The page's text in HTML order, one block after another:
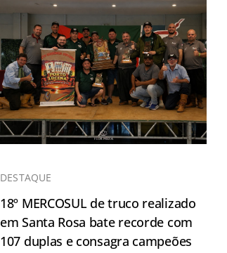
DESTAQUE
18º MERCOSUL de truco realizado
em Santa Rosa bate recorde com
107 duplas e consagra campeões